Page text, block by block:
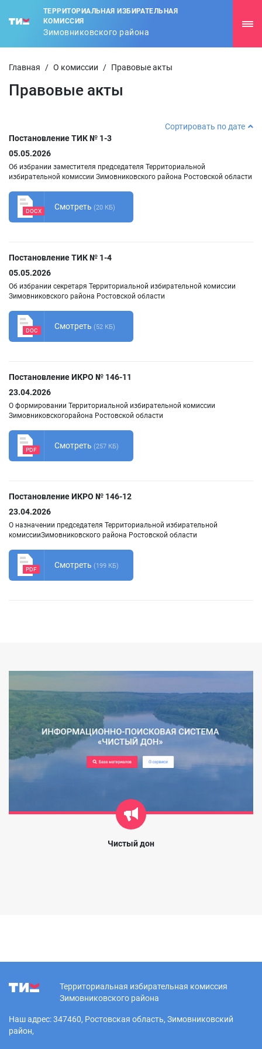
ТЕРРИТОРИАЛЬНАЯ ИЗБИРАТЕЛЬНАЯ
КОМИССИЯ
Зимовниковского района
Главная / О комиссии / Правовые акты
Правовые акты
Сортировать по дате
Постановление ТИК № 1-3
05.05.2026
Об избрании заместителя председателя Территориальной
избирательной комиссии Зимовниковского района Ростовской области
DOCX Смотреть (20 КБ)
Постановление ТИК № 1-4
05.05.2026
Об избрании секретаря Территориальной избирательной комиссии
Зимовниковского района Ростовской области
DOC Смотреть (52 КБ)
Постановление ИКРО № 146-11
23.04.2026
О формировании Территориальной избирательной комиссии
Зимовниковскогорайона Ростовской области
PDF Смотреть (257 КБ)
Постановление ИКРО № 146-12
23.04.2026
О назначении председателя Территориальной избирательной
комиссииЗимовниковского района Ростовской области
PDF Смотреть (199 КБ)
Чистый дон
Территориальная избирательная комиссия
Зимовниковского района
Наш адрес: 347460, Ростовская область, Зимовниковский
район,